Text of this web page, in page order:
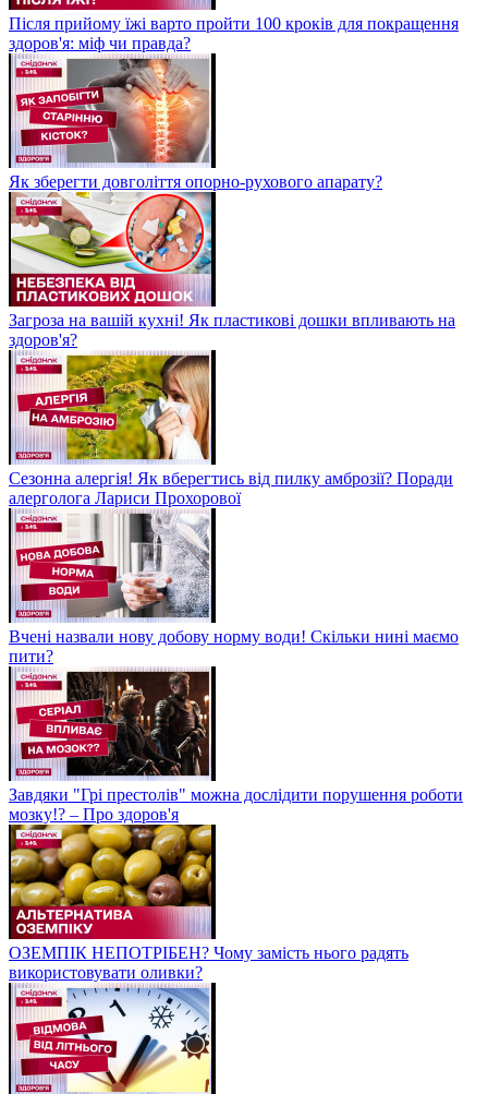
Після прийому їжі варто пройти 100 кроків для покращення
здоров'я: міф чи правда?
Як зберегти довголіття опорно-рухового апарату?
Загроза на вашій кухні! Як пластикові дошки впливають на
здоров'я?
Сезонна алергія! Як вберегтись від пилку амброзії? Поради
алерголога Лариси Прохорової
Вчені назвали нову добову норму води! Скільки нині маємо
пити?
Завдяки "Грі престолів" можна дослідити порушення роботи
мозку!? – Про здоров'я
ОЗЕМПІК НЕПОТРІБЕН? Чому замість нього радять
використовувати оливки?